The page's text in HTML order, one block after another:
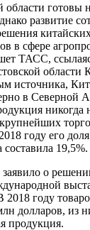
готовы
развитие
в сфере
ТАСС,
области
источника,
в Северной
никогда
году его
19,5%.
заявило о
2018 году
долларов, из
продукция.